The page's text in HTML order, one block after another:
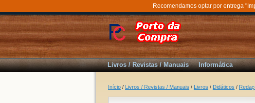
Recomendamos optar por entrega
Livros / Revistas / Manuais Informática
Início / Livros / Revistas / Manuais / Livros / Didáticos /